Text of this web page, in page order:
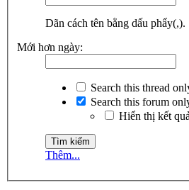
Dãn cách tên bằng dấu phẩy(,).
Mới hơn ngày:
Search this thread
Search this forum
Hiển thị kết
Thêm...